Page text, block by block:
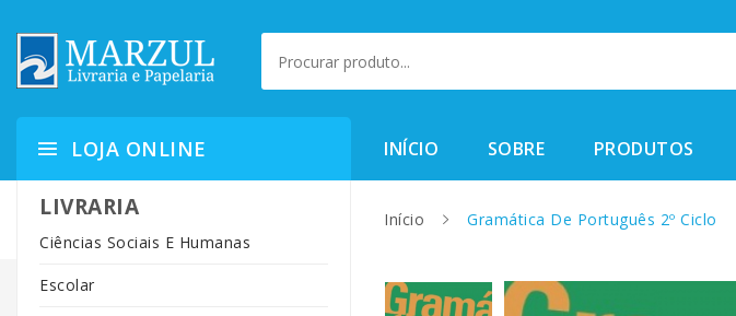
LOJA ONLINE
LIVRARIA
Ciências Sociais E Humanas
Escolar
INÍCIO SOBRE PRODUTOS
Início Gramática De Português 2º Ciclo